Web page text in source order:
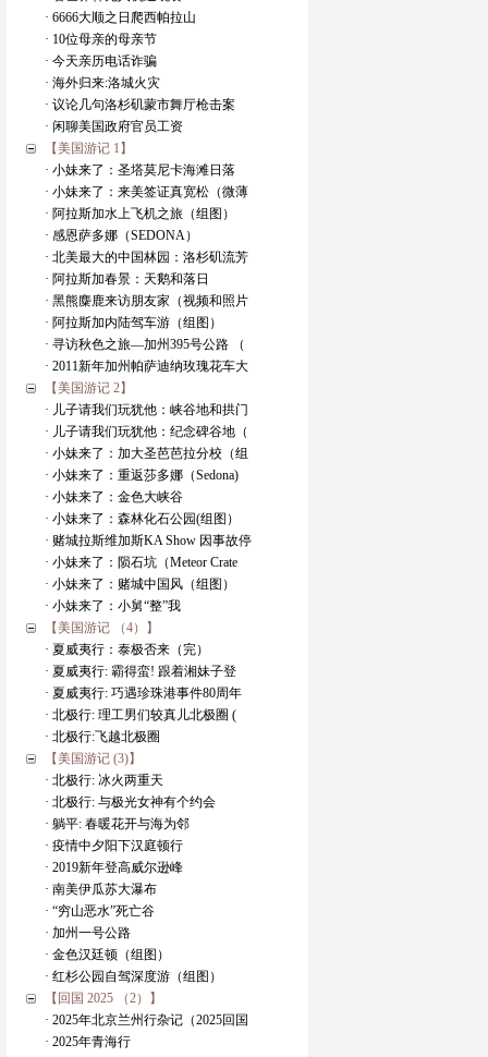
· 6666大顺之日爬西帕拉山
· 10位母亲的母亲节
· 今天亲历电话诈骗
· 海外归来:洛城火灾
· 议论几句洛杉矶蒙市舞厅枪击案
· 闲聊美国政府官员工资
【美国游记 1】
· 小妹来了：圣塔莫尼卡海滩日落
· 小妹来了：来美签证真宽松（微薄
· 阿拉斯加水上飞机之旅（组图）
· 感恩萨多娜（SEDONA）
· 北美最大的中国林园：洛杉矶流芳
· 阿拉斯加春景：天鹅和落日
· 黑熊麋鹿来访朋友家（视频和照片
· 阿拉斯加内陆驾车游（组图）
· 寻访秋色之旅—加州395号公路 （
· 2011新年加州帕萨迪纳玫瑰花车大
【美国游记 2】
· 儿子请我们玩犹他：峡谷地和拱门
· 儿子请我们玩犹他：纪念碑谷地（
· 小妹来了：加大圣芭芭拉分校（组
· 小妹来了：重返莎多娜（Sedona)
· 小妹来了：金色大峡谷
· 小妹来了：森林化石公园(组图）
· 赌城拉斯维加斯KA Show 因事故停
· 小妹来了：陨石坑（Meteor Crate
· 小妹来了：赌城中国风（组图）
· 小妹来了：小舅“整”我
【美国游记 （4）】
· 夏威夷行：泰极否来（完）
· 夏威夷行: 霸得蛮! 跟着湘妹子登
· 夏威夷行: 巧遇珍珠港事件80周年
· 北极行: 理工男们较真儿北极圈 (
· 北极行:飞越北极圈
【美国游记 (3)】
· 北极行: 冰火两重天
· 北极行: 与极光女神有个约会
· 躺平: 春暖花开与海为邻
· 疫情中夕阳下汉庭顿行
· 2019新年登高威尔逊峰
· 南美伊瓜苏大瀑布
· “穷山恶水”死亡谷
· 加州一号公路
· 金色汉廷顿（组图）
· 红杉公园自驾深度游（组图）
【回国 2025 （2）】
· 2025年北京兰州行杂记（2025回国
· 2025年青海行